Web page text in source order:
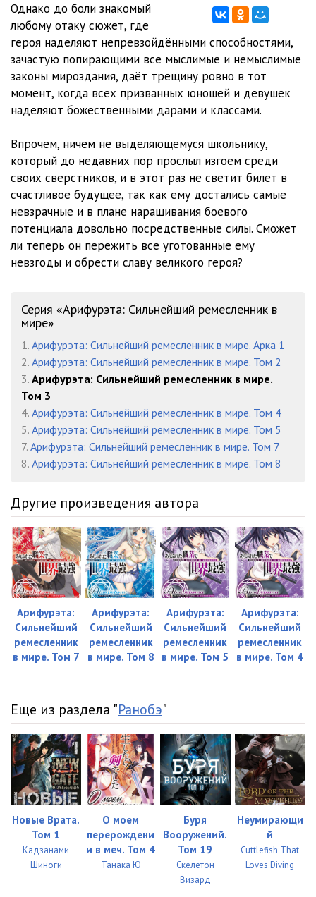
13 61 глава
14 62 глава 34:14
15 63 глава
16 64 глава
18 Первый эпилог третьего тома лайт-новеллы 01:36
19 Второй эпилог третьего тома лайт-новеллы 02:10
Однако до боли знакомый
любому отаку сюжет, где
героя наделяют непревзойдёнными способностями,
зачастую попирающими все мыслимые и немыслимые
законы мироздания, даёт трещину ровно в тот
момент, когда всех призванных юношей и девушек
наделяют божественными дарами и классами.
Впрочем, ничем не выделяющемуся школьнику,
который до недавних пор прослыл изгоем среди
своих сверстников, и в этот раз не светит билет в
счастливое будущее, так как ему достались самые
невзрачные и в плане наращивания боевого
потенциала довольно посредственные силы. Сможет
ли теперь он пережить все уготованные ему
невзгоды и обрести славу великого героя?
Серия «Арифурэта: Сильнейший ремесленник в
мире»
1. Арифурэта: Сильнейший ремесленник в мире. Арка 1
2. Арифурэта: Сильнейший ремесленник в мире. Том 2
3. Арифурэта: Сильнейший ремесленник в мире.
Том 3
4. Арифурэта: Сильнейший ремесленник в мире. Том 4
5. Арифурэта: Сильнейший ремесленник в мире. Том 5
7. Арифурэта: Сильнейший ремесленник в мире. Том 7
8. Арифурэта: Сильнейший ремесленник в мире. Том 8
Другие произведения автора
Арифурэта:
Сильнейший
ремесленник
в мире. Том 7
Арифурэта:
Сильнейший
ремесленник
в мире. Том 8
Арифурэта:
Сильнейший
ремесленник
в мире. Том 5
Арифурэта:
Сильнейший
ремесленник
в мире. Том 4
Еще из раздела "Ранобэ"
Новые Врата.
Том 1
Кадзанами
Шиноги
О моем
перерождени
и в меч. Том 4
Танака Ю
Буря
Вооружений.
Том 19
Скелетон
Визард
Неумирающи
й
Cuttlefish That
Loves Diving